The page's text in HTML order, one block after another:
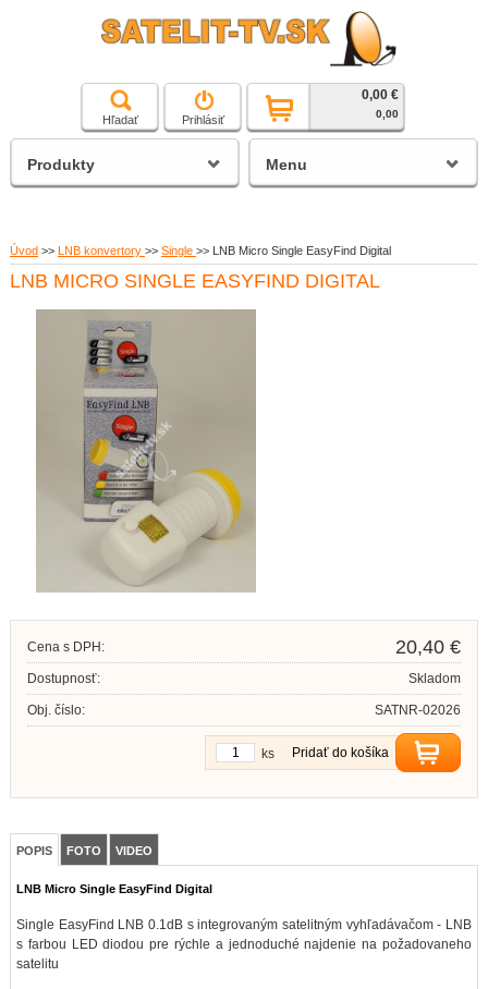
čierna a biela technika
satelitné prijímače
Hľadať Prihlásiť
0,00 €
0,00
Úvod >> LNB konvertory >> Single >> LNB Micro Single EasyFind Digital
LNB MICRO SINGLE EASYFIND DIGITAL
Cena s DPH: 20,40 €
Dostupnosť: Skladom
Obj. číslo: SATNR-02026
Pridať do košíka
ks
POPIS FOTO VIDEO
LNB Micro Single EasyFind Digital
Single EasyFind LNB 0.1dB s integrovaným satelitným vyhľadávačom - LNB
s farbou LED diodou pre rýchle a jednoduché najdenie na požadovaneho
satelitu
Produkty Menu